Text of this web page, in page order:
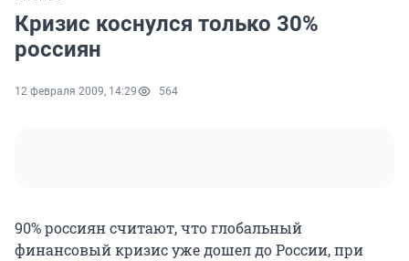
Кризис коснулся только 30%
россиян
12 февраля 2009, 14:29 564
90% россиян считают, что глобальный
финансовый кризис уже дошел до России, при